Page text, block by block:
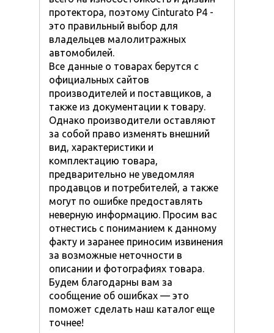
протектора, поэтому Cinturato P4 -
это правильный выбор для
владельцев малолитражных
автомобилей.
Все данные о товарах берутся с
официальных сайтов
производителей и поставщиков, а
также из документации к товару.
Однако производители оставляют
за собой право изменять внешний
вид, характеристики и
комплектацию товара,
предварительно не уведомляя
продавцов и потребителей, а также
могут по ошибке предоставлять
неверную информацию. Просим вас
отнестись с пониманием к данному
факту и заранее приносим извинения
за возможные неточности в
описании и фотографиях товара.
Будем благодарны вам за
сообщение об ошибках — это
поможет сделать наш каталог еще
точнее!